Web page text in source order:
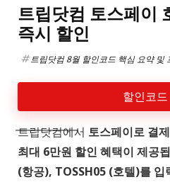
트립닷컴 토스페이
즉시 할인
트립닷컴 8월 할인코드 핵심 요약 및
할인코
트립닷컴에서 토스페이로 결
최대 6만원 할인 혜택이 제공
(항공), TOSSH05 (호텔)를 입